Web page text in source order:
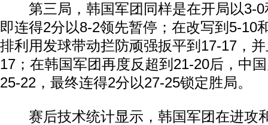
第三局，韩国军团同样是在开局以3-0
即连得2分以8-2领先暂停；在改写到5-10
排利用发球带动拦防顽强扳平到17-17，
17；在韩国军团再度反超到21-20后，中
25-22，最终连得2分以27-25锁定胜局。
赛后技术统计显示，韩国军团在进攻